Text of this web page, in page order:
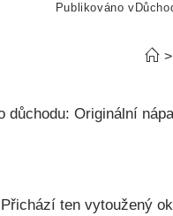
Publikováno v
>
Přichází ten vytoužený